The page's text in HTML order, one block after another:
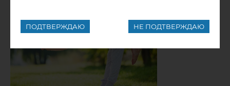
ПОДТВЕРЖДАЮ НЕ ПОДТВЕРЖДАЮ